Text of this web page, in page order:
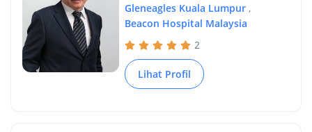
Gleneagles Kuala Lumpur,
Beacon Hospital Malaysia
2
Lihat Profil